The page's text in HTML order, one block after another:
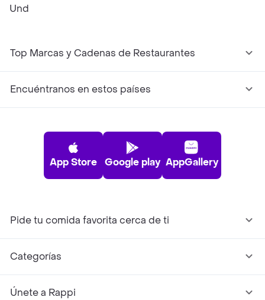
Und
Top Marcas y Cadenas de Restaurantes
Encuéntranos en estos países
App Store Google play AppGallery
Pide tu comida favorita cerca de ti
Categorías
Únete a Rappi